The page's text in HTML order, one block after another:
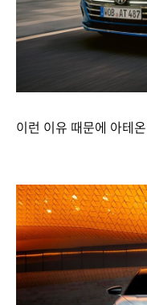
이런 이유 때문에 아테